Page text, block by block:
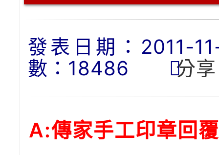
發表日期：2011-
數：18486
分享
A:傳家手工印章回覆